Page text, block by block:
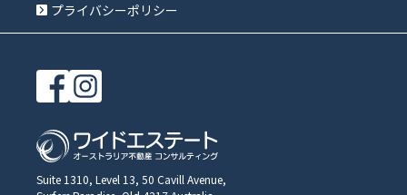
プライバシーポリシー
Suite 1310, Level 13, 50 Cavill Avenue,